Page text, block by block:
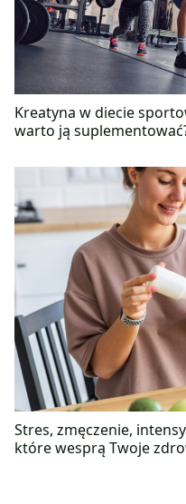
Kreatyna w diecie
warto ją
Stres, zmęczenie,
które wesprą Twoje